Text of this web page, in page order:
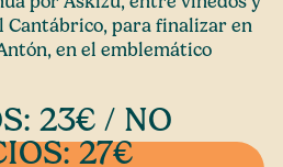
Cantábrico, para finalizar en
en el emblemático
23€ / NO
27€